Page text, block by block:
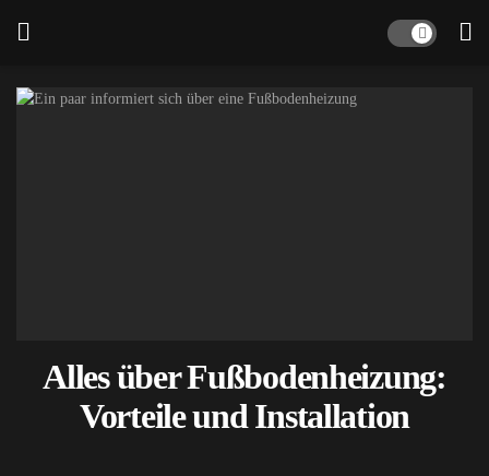
Alles über Fußbodenheizung:
Vorteile und Installation